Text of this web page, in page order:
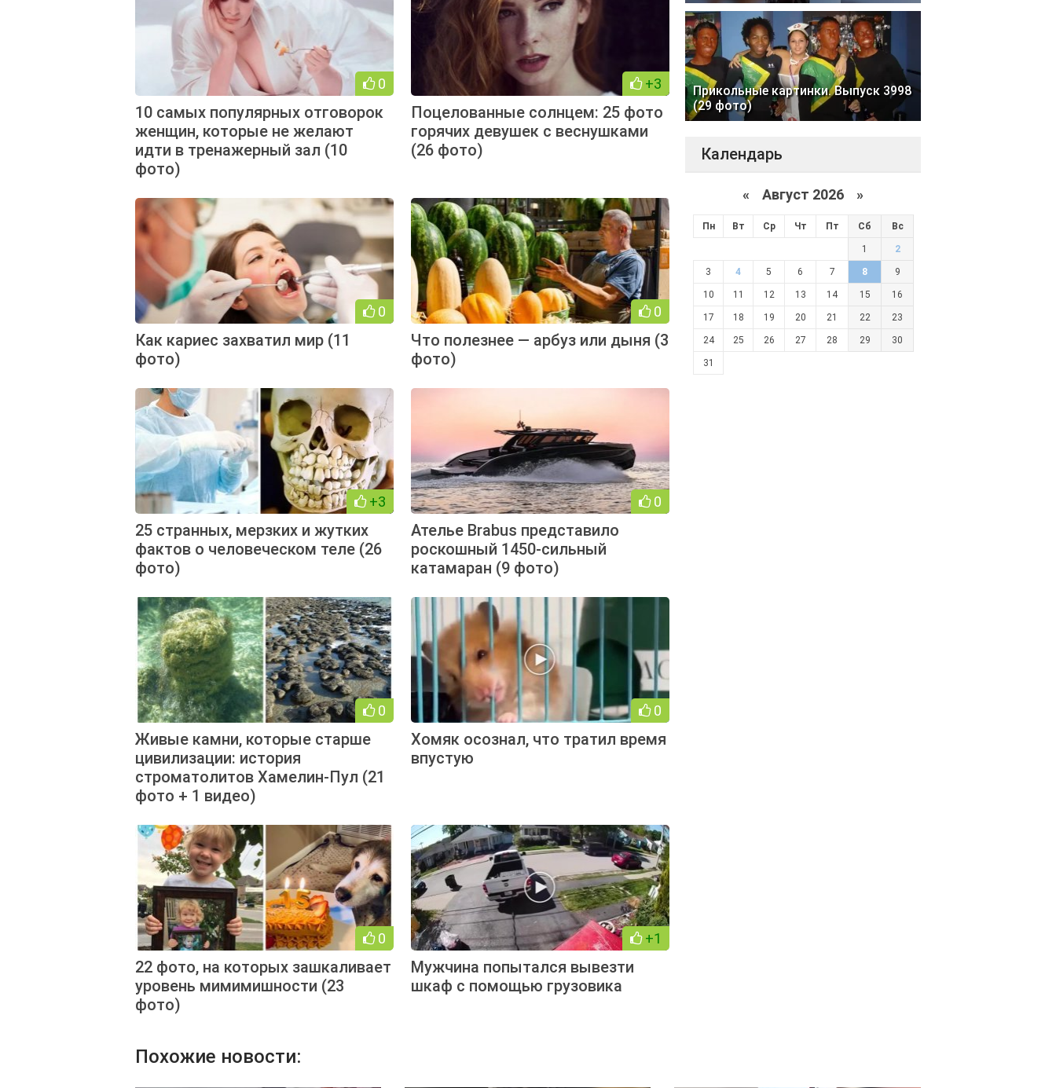
0
10 самых популярных отговорок
женщин, которые не желают
идти в тренажерный зал (10
фото)
+3
Поцелованные солнцем: 25 фото
горячих девушек с веснушками
(26 фото)
0
Как кариес захватил мир (11
фото)
0
Что полезнее — арбуз или дыня (3
фото)
+3
25 странных, мерзких и жутких
фактов о человеческом теле (26
фото)
0
Ателье Brabus представило
роскошный 1450-сильный
катамаран (9 фото)
0
Живые камни, которые старше
цивилизации: история
строматолитов Хамелин-Пул (21
фото + 1 видео)
0
Хомяк осознал, что тратил время
впустую
0
22 фото, на которых зашкаливает
уровень мимимишности (23
фото)
+1
Мужчина попытался вывезти
шкаф с помощью грузовика
Прикольные картинки. Выпуск 3998
(29 фото)
Календарь
« Август 2026 »
Пн Вт Ср Чт Пт Сб Вс
1 2
3 4 5 6 7 8 9
10 11 12 13 14 15 16
17 18 19 20 21 22 23
24 25 26 27 28 29 30
31
Похожие новости: